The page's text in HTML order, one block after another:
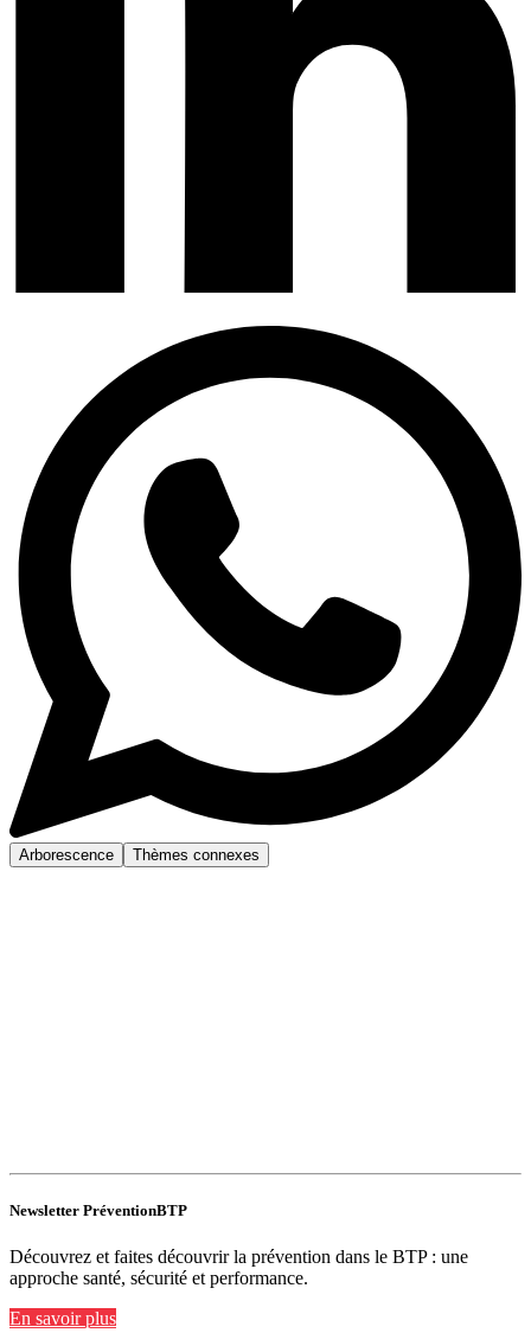
Arborescence Thèmes connexes
Newsletter PréventionBTP
Découvrez et faites découvrir la prévention dans le BTP : une
approche santé, sécurité et performance.
En savoir plus